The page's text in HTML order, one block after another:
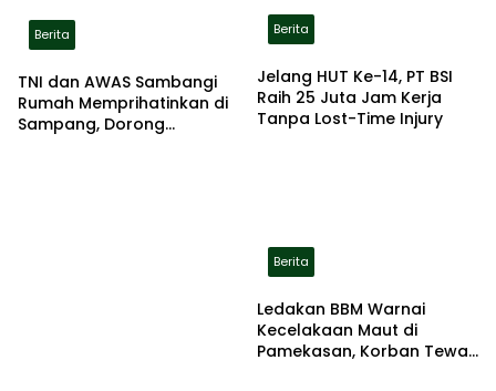
Berita
TNI dan AWAS Sambangi
Rumah Memprihatinkan di
Sampang, Dorong
Berita
Jelang HUT Ke-14, PT BSI
Raih 25 Juta Jam Kerja
Tanpa Lost-Time Injury
Berita
Ledakan BBM Warnai
Kecelakaan Maut di
Pamekasan, Korban Tewas